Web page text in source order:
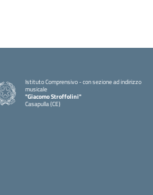
Istituto Comprensivo - con sezione ad indirizzo
musicale
"Giacomo Stroffolini"
Casapulla (CE)